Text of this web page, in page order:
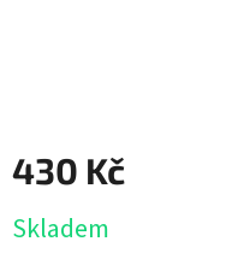
430 Kč
cena:
Skladem